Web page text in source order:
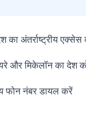
का अंतर्राष्ट्रीय
और मिकेलॉन का देश
फोन नंबर डायल करें